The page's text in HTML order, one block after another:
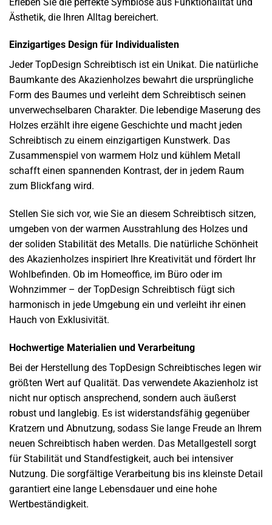
Ästhetik, die Ihren Alltag bereichert.
Einzigartiges Design für Individualisten
Jeder TopDesign Schreibtisch ist ein Unikat. Die natürliche
Baumkante des Akazienholzes bewahrt die ursprüngliche
Form des Baumes und verleiht dem Schreibtisch seinen
unverwechselbaren Charakter. Die lebendige Maserung des
Holzes erzählt ihre eigene Geschichte und macht jeden
Schreibtisch zu einem einzigartigen Kunstwerk. Das
Zusammenspiel von warmem Holz und kühlem Metall
schafft einen spannenden Kontrast, der in jedem Raum
zum Blickfang wird.
Stellen Sie sich vor, wie Sie an diesem Schreibtisch sitzen,
umgeben von der warmen Ausstrahlung des Holzes und
der soliden Stabilität des Metalls. Die natürliche Schönheit
des Akazienholzes inspiriert Ihre Kreativität und fördert Ihr
Wohlbefinden. Ob im Homeoffice, im Büro oder im
Wohnzimmer – der TopDesign Schreibtisch fügt sich
harmonisch in jede Umgebung ein und verleiht ihr einen
Hauch von Exklusivität.
Hochwertige Materialien und Verarbeitung
Bei der Herstellung des TopDesign Schreibtisches legen wir
größten Wert auf Qualität. Das verwendete Akazienholz ist
nicht nur optisch ansprechend, sondern auch äußerst
robust und langlebig. Es ist widerstandsfähig gegenüber
Kratzern und Abnutzung, sodass Sie lange Freude an Ihrem
neuen Schreibtisch haben werden. Das Metallgestell sorgt
für Stabilität und Standfestigkeit, auch bei intensiver
Nutzung. Die sorgfältige Verarbeitung bis ins kleinste Detail
garantiert eine lange Lebensdauer und eine hohe
Wertbeständigkeit.